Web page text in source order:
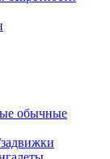
обычные